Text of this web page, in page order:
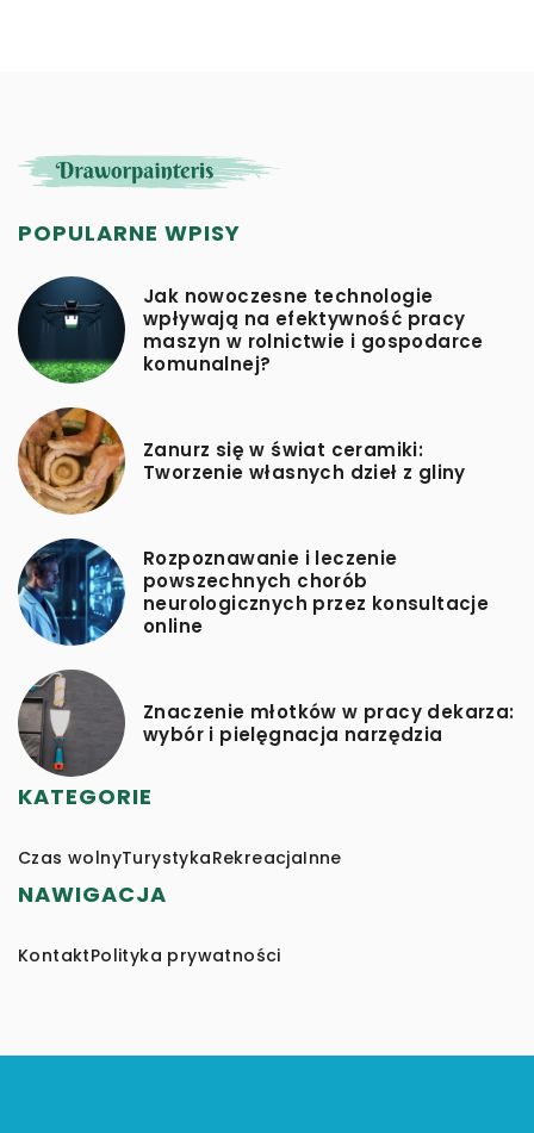
POPULARNE WPISY
Jak nowoczesne technologie
wpływają na efektywność pracy
maszyn w rolnictwie i gospodarce
komunalnej?
Zanurz się w świat ceramiki:
Tworzenie własnych dzieł z gliny
Rozpoznawanie i leczenie
powszechnych chorób
neurologicznych przez konsultacje
online
Znaczenie młotków w pracy dekarza:
wybór i pielęgnacja narzędzia
KATEGORIE
Czas wolnyTurystykaRekreacjaInne
NAWIGACJA
KontaktPolityka prywatności